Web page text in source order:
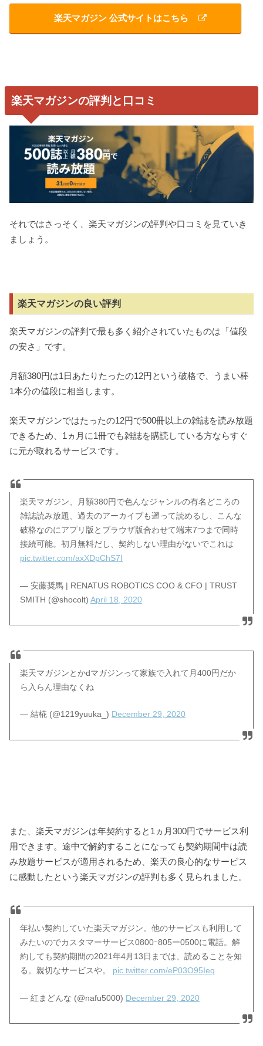
楽天マガジン 公式サイトはこちら
楽天マガジンの評判と口コミ
それではさっそく、楽天マガジンの評判や口コミを見ていき
ましょう。
楽天マガジンの良い評判
楽天マガジンの評判で最も多く紹介されていたものは「値段
の安さ」です。
月額380円は1日あたりたったの12円という破格で、うまい棒
1本分の値段に相当します。
楽天マガジンではたったの12円で500冊以上の雑誌を読み放題
できるため、1ヵ月に1冊でも雑誌を購読している方ならすぐ
に元が取れるサービスです。
楽天マガジン、月額380円で色んなジャンルの有名どころの
雑誌読み放題、過去のアーカイブも遡って読めるし、こんな
破格なのにアプリ版とブラウザ版合わせて端末7つまで同時
接続可能。初月無料だし、契約しない理由がないでこれは
pic.twitter.com/axXDpChS7I
— 安藤奨馬 | RENATUS ROBOTICS COO & CFO | TRUST
SMITH (@shocolt)April 18, 2020
楽天マガジンとかdマガジンって家族で入れて月400円だか
ら入らん理由なくね
— 結椛 (@1219yuuka_) December 29, 2020
また、楽天マガジンは年契約すると1ヵ月300円でサービス利
用できます。途中で解約することになっても契約期間中は読
み放題サービスが適用されるため、楽天の良心的なサービス
に感動したという楽天マガジンの評判も多く見られました。
年払い契約していた楽天マガジン。他のサービスも利用して
みたいのでカスタマーサービス0800ｰ805ー0500に電話。解
約しても契約期間の2021年4月13日までは、読めることを知
る。親切なサービスや。 pic.twitter.com/eP03O95Ieq
— 紅まどんな (@nafu5000) December 29, 2020